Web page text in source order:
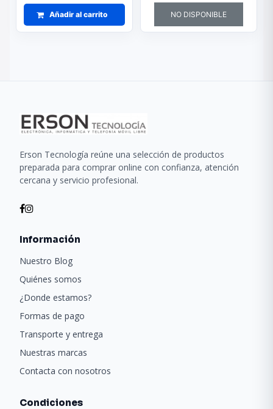
Añadir al carrito NO DISPONIBLE
Erson Tecnología reúne una selección de productos
preparada para comprar online con confianza, atención
cercana y servicio profesional.
Información
Nuestro Blog
Quiénes somos
¿Donde estamos?
Formas de pago
Transporte y entrega
Nuestras marcas
Contacta con nosotros
Condiciones